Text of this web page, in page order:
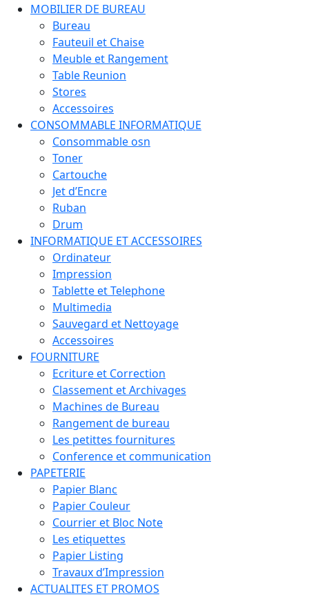
MOBILIER DE BUREAU
Bureau
Fauteuil et Chaise
Meuble et Rangement
Table Reunion
Stores
Accessoires
CONSOMMABLE INFORMATIQUE
Consommable osn
Toner
Cartouche
Jet d’Encre
Ruban
Drum
INFORMATIQUE ET ACCESSOIRES
Ordinateur
Impression
Tablette et Telephone
Multimedia
Sauvegard et Nettoyage
Accessoires
FOURNITURE
Ecriture et Correction
Classement et Archivages
Machines de Bureau
Rangement de bureau
Les petittes fournitures
Conference et communication
PAPETERIE
Papier Blanc
Papier Couleur
Courrier et Bloc Note
Les etiquettes
Papier Listing
Travaux d’Impression
ACTUALITES ET PROMOS